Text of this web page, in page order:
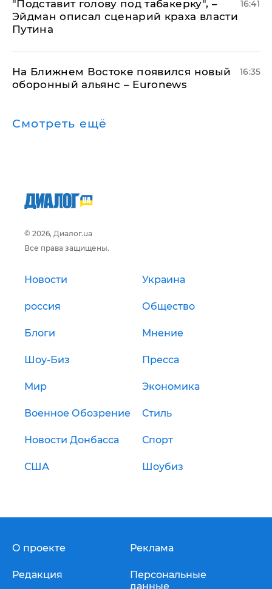
​"Подставит голову под табакерку", –
Эйдман описал сценарий краха власти
Путина
16:41
На Ближнем Востоке появился новый
оборонный альянс – Euronews
16:35
Смотреть ещё
© 2026, Диалог.ua
Все права защищены.
Новости Украина
россия Общество
Блоги Мнение
Шоу-Биз Пресса
Мир Экономика
Военное Обозрение Стиль
Новости Донбасса Спорт
США Шоубиз
О проекте
Редакция
Реклама
Персональные
данные